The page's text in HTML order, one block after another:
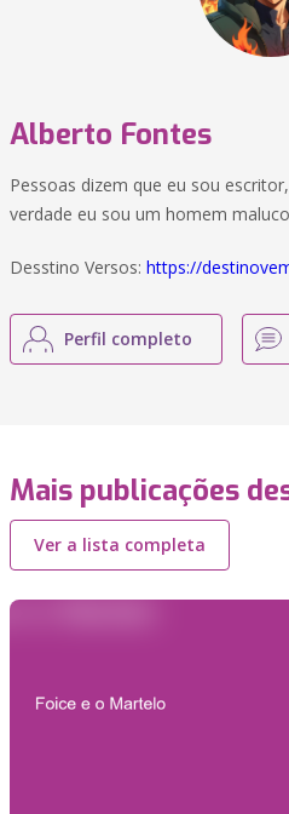
Alberto Fontes
Pessoas dizem que eu sou
verdade eu sou um homem
Desstino Versos: https://
Perfil completo
Mais publicações
Ver a lista completa